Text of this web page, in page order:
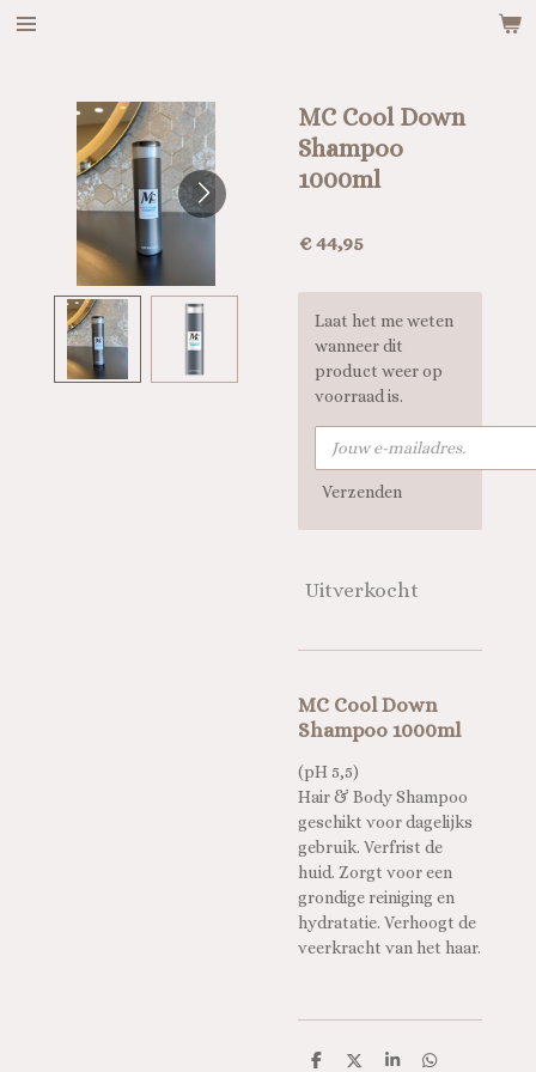
Ga
hoofdinhoud
MC Cool Down
Shampoo
1000ml
€ 44,95
Laat het me weten
wanneer dit
product weer op
voorraad is.
Verzenden
Uitverkocht
MC Cool Down
Shampoo 1000ml
(pH 5,5)
Hair & Body Shampoo
geschikt voor dagelijks
gebruik. Verfrist de
huid. Zorgt voor een
grondige reiniging en
hydratatie. Verhoogt de
veerkracht van het haar.
D D S D